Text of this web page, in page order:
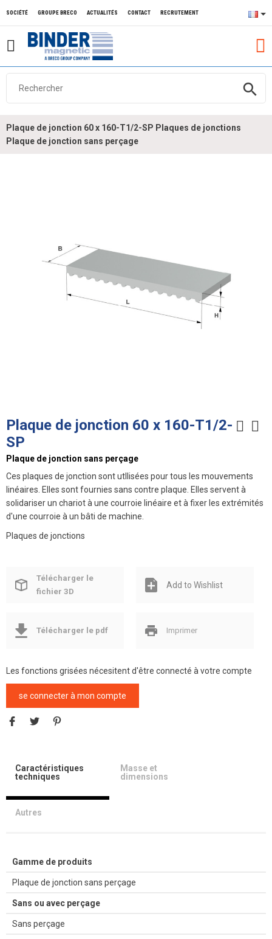
search
SOCIÉTÉ GROUPE BRECO ACTUALITÉS CONTACT RECRUTEMENT
Plaque de jonction 60 x 160-T1/2-SP Plaques de jonctions
Plaque de jonction sans perçage
Plaque de jonction 60 x 160-T1/2-
SP
Plaque de jonction sans perçage
Ces plaques de jonction sont utIlisées pour tous les mouvements
linéaires. Elles sont fournies sans contre plaque. Elles servent à
solidariser un chariot à une courroie linéaire et à fixer les extrémités
d'une courroie à un bâti de machine.
Plaques de jonctions
Télécharger le
fichier 3D
Add to Wishlist
Télécharger le pdf Imprimer
Les fonctions grisées nécesitent d'être connecté à votre compte
se connecter à mon compte
Caractéristiques
techniques
Masse et
dimensions
Autres
Gamme de produits
Plaque de jonction sans perçage
Sans ou avec perçage
Sans perçage